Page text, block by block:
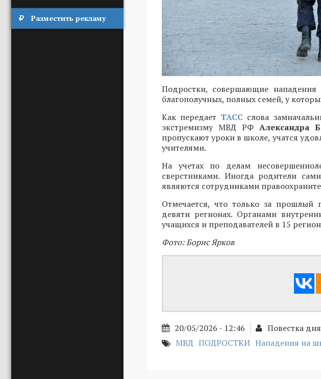
Разместить рекламу
Подростки, совершающие
благополучных, полных семей, у
Как передает ТАСС слова
экстремизму МВД РФ Александра
пропускают уроки в школе, учатся
учителями.
На учетах по делам
сверстниками. Иногда родители
являются сотрудниками
Отмечается, что только за
девяти регионах. Органами
учащихся и преподавателей в 15
Фото: Борис Ярков
20/05/2026 - 12:46 Повестка дня
МВД ПОДРОСТКИ Нападения на